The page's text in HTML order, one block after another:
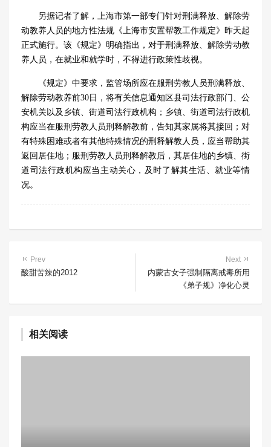
另据记者了解，上海市第一部专门针对刑满释放、解除劳
动教养人员的地方性法规《上海市安置帮教工作规定》昨天起
正式施行。该《规定》明确指出，对于刑满释放、解除劳动教
养人员，在就业和就学时，不得进行政策性歧视。
《规定》中要求，监管场所应在服刑劳教人员刑满释放、
解除劳动教养前30日，将有关信息通知区县司法行政部门、公
安机关以及乡镇、街道司法行政机构；乡镇、街道司法行政机
构应当在服刑劳教人员刑释解教前，告知其家属将其接回；对
有特殊困难或者有其他特殊情况的刑释解教人员，应当帮助其
返回居住地；服刑劳教人员刑释解教后，其居住地的乡镇、街
道司法行政机构应当主动关心，及时了解其生活、就业等情
况。
Prev
酸甜苦辣的2012
Next
内蒙古女子强制隔离戒毒所用
《弟子规》净化心灵
相关阅读